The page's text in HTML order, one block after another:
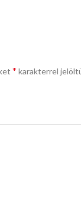
* karakterrel